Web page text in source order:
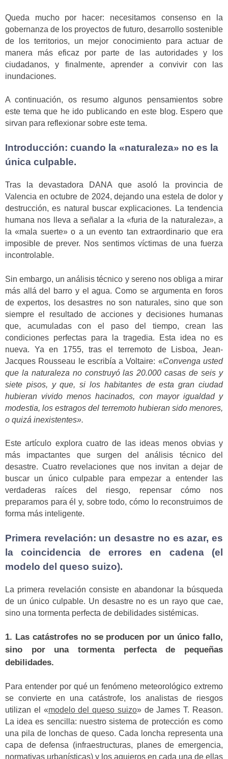
Queda mucho por hacer: necesitamos consenso en la
gobernanza de los proyectos de futuro, desarrollo sostenible
de los territorios, un mejor conocimiento para actuar de
manera más eficaz por parte de las autoridades y los
ciudadanos, y finalmente, aprender a convivir con las
inundaciones.
A continuación, os resumo algunos pensamientos sobre
este tema que he ido publicando en este blog. Espero que
sirvan para reflexionar sobre este tema.
Introducción: cuando la «naturaleza» no es la
única culpable.
Tras la devastadora DANA que asoló la provincia de
Valencia en octubre de 2024, dejando una estela de dolor y
destrucción, es natural buscar explicaciones. La tendencia
humana nos lleva a señalar a la «furia de la naturaleza», a
la «mala suerte» o a un evento tan extraordinario que era
imposible de prever. Nos sentimos víctimas de una fuerza
incontrolable.
Sin embargo, un análisis técnico y sereno nos obliga a mirar
más allá del barro y el agua. Como se argumenta en foros
de expertos, los desastres no son naturales, sino que son
siempre el resultado de acciones y decisiones humanas
que, acumuladas con el paso del tiempo, crean las
condiciones perfectas para la tragedia. Esta idea no es
nueva. Ya en 1755, tras el terremoto de Lisboa, Jean-
Jacques Rousseau le escribía a Voltaire: «Convenga usted
que la naturaleza no construyó las 20.000 casas de seis y
siete pisos, y que, si los habitantes de esta gran ciudad
hubieran vivido menos hacinados, con mayor igualdad y
modestia, los estragos del terremoto hubieran sido menores,
o quizá inexistentes».
Este artículo explora cuatro de las ideas menos obvias y
más impactantes que surgen del análisis técnico del
desastre. Cuatro revelaciones que nos invitan a dejar de
buscar un único culpable para empezar a entender las
verdaderas raíces del riesgo, repensar cómo nos
preparamos para él y, sobre todo, cómo lo reconstruimos de
forma más inteligente.
Primera revelación: un desastre no es azar, es
la coincidencia de errores en cadena (el
modelo del queso suizo).
La primera revelación consiste en abandonar la búsqueda
de un único culpable. Un desastre no es un rayo que cae,
sino una tormenta perfecta de debilidades sistémicas.
1. Las catástrofes no se producen por un único fallo,
sino por una tormenta perfecta de pequeñas
debilidades.
Para entender por qué un fenómeno meteorológico extremo
se convierte en una catástrofe, los analistas de riesgos
utilizan el «modelo del queso suizo» de James T. Reason.
La idea es sencilla: nuestro sistema de protección es como
una pila de lonchas de queso. Cada loncha representa una
capa de defensa (infraestructuras, planes de emergencia,
normativas urbanísticas) y los agujeros en cada una de ellas